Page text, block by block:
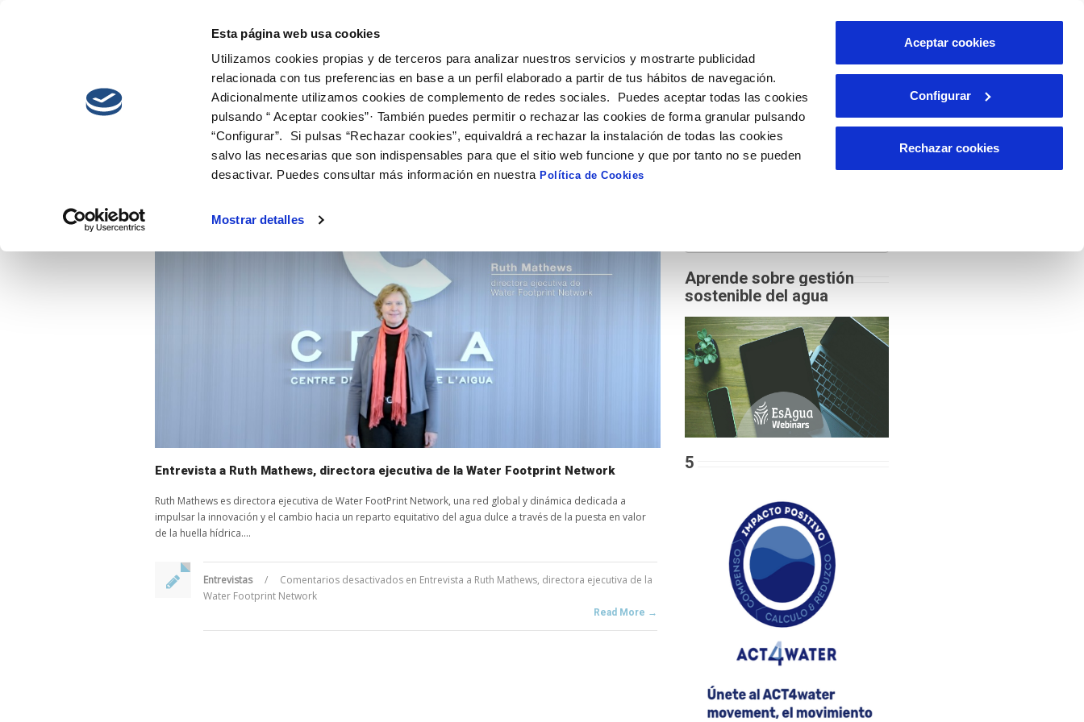
Esta página web usa cookies
Utilizamos cookies propias y de terceros para analizar nuestros servicios y mostrarte publicidad
relacionada con tus preferencias en base a un perfil elaborado a partir de tus hábitos de navegación.
Adicionalmente utilizamos cookies de complemento de redes sociales. Puedes aceptar todas las cookies
pulsando “ Aceptar cookies”· También puedes permitir o rechazar las cookies de forma granular pulsando
“Configurar”. Si pulsas “Rechazar cookies”, equivaldrá a rechazar la instalación de todas las cookies
salvo las necesarias que son indispensables para que el sitio web funcione y que por tanto no se pueden
desactivar. Puedes consultar más información en nuestraPolítica de Cookies
Mostrar detalles
Aceptar cookies
Configurar
Rechazar cookies
HOME POSTS TAGGED "RUTH MATHEWS"
Entrevista a Ruth Mathews, directora ejecutiva de la Water Footprint Network
Ruth Mathews es directora ejecutiva de Water FootPrint Network, una red global y dinámica dedicada a
impulsar la innovación y el cambio hacia un reparto equitativo del agua dulce a través de la puesta en valor
de la huella hídrica....
Entrevistas / Comentarios desactivados en Entrevista a Ruth Mathews, directora ejecutiva de la
Water Footprint Network
Read More →
Aprende sobre gestión
sostenible del agua
5